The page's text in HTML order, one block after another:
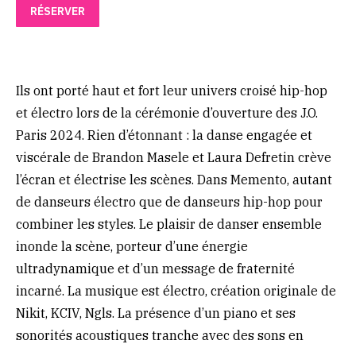
RÉSERVER
Ils ont porté haut et fort leur univers croisé hip-hop
et électro lors de la cérémonie d’ouverture des J.O.
Paris 2024. Rien d’étonnant : la danse engagée et
viscérale de Brandon Masele et Laura Defretin crève
l’écran et électrise les scènes. Dans Memento, autant
de danseurs électro que de danseurs hip-hop pour
combiner les styles. Le plaisir de danser ensemble
inonde la scène, porteur d’une énergie
ultradynamique et d’un message de fraternité
incarné. La musique est électro, création originale de
Nikit, KCIV, Ngls. La présence d’un piano et ses
sonorités acoustiques tranche avec des sons en